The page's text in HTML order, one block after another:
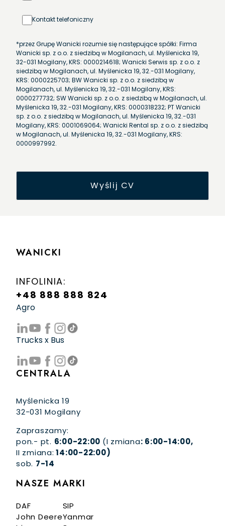
Kontakt telefoniczny
*przez Grupę Wanicki rozumie się następujące spółki: Firma
Wanicki sp. z o.o. z siedzibą w Mogilanach, ul. Myślenicka 19,
32-031 Mogilany, KRS: 0000214618; Wanicki Serwis sp. z o.o. z
siedzibą w Mogilanach, ul. Myślenicka 19, 32.-031 Mogilany,
KRS: 0000225703; BW Wanicki sp. z o.o. z siedzibą w
Mogilanach, ul. Myślenicka 19, 32.-031 Mogilany, KRS:
0000277732; SW Wanicki sp. z o.o. z siedzibą w Mogilanach, ul.
Myślenicka 19, 32.-031 Mogilany, KRS: 0000318232; PT Wanicki
sp. z o.o. z siedzibą w Mogilanach, ul. Myślenicka 19, 32.-031
Mogilany, KRS: 0001069064; Wanicki Rental sp. z o.o. z siedzibą
w Mogilanach, ul. Myślenicka 19, 32.-031 Mogilany, KRS:
0000997992.
WANICKI
INFOLINIA:
+48 888 888 824
Agro
Trucks x Bus
CENTRALA
Myślenicka 19
32-031 Mogilany
Zapraszamy:
pon.- pt. 6:00-22:00 (I zmiana: 6:00-14:00,
II zmiana: 14:00-22:00)
sob. 7-14
NASZE MARKI
DAF
John Deere
SIP
Yanmar